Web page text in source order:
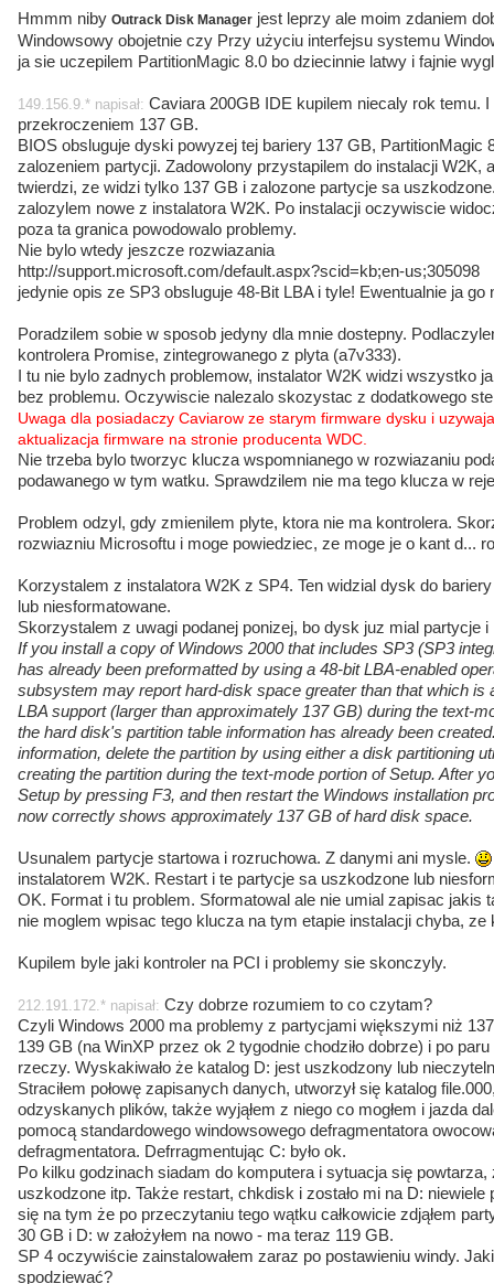
Hmmm niby Outrack Disk Manager jest leprzy ale moim zdaniem
Windowsowy obojetnie czy Przy użyciu interfejsu systemu
ja sie uczepilem PartitionMagic 8.0 bo dziecinnie latwy i fajnie
149.156.9.* napisał: Caviara 200GB IDE kupilem niecaly rok temu.
przekroczeniem 137 GB.
BIOS obsluguje dyski powyzej tej bariery 137 GB, PartitionMagic
zalozeniem partycji. Zadowolony przystapilem do instalacji W2K,
twierdzi, ze widzi tylko 137 GB i zalozone partycje sa
zalozylem nowe z instalatora W2K. Po instalacji oczywiscie
poza ta granica powodowalo problemy.
Nie bylo wtedy jeszcze rozwiazania
http://support.microsoft.com/default.aspx?scid=kb;en-us;305098
jedynie opis ze SP3 obsluguje 48-Bit LBA i tyle! Ewentualnie ja go
Poradzilem sobie w sposob jedyny dla mnie dostepny.
kontrolera Promise, zintegrowanego z plyta (a7v333).
I tu nie bylo zadnych problemow, instalator W2K widzi wszystko
bez problemu. Oczywiscie nalezalo skozystac z dodatkowego
Uwaga dla posiadaczy Caviarow ze starym firmware dysku i
aktualizacja firmware na stronie producenta WDC.
Nie trzeba bylo tworzyc klucza wspomnianego w rozwiazaniu
podawanego w tym watku. Sprawdzilem nie ma tego klucza w
Problem odzyl, gdy zmienilem plyte, ktora nie ma kontrolera.
rozwiazniu Microsoftu i moge powiedziec, ze moge je o kant d...
Korzystalem z instalatora W2K z SP4. Ten widzial dysk do
lub niesformatowane.
Skorzystalem z uwagi podanej ponizej, bo dysk juz mial partycje i
If you install a copy of Windows 2000 that includes SP3 (SP3
has already been preformatted by using a 48-bit LBA-enabled
subsystem may report hard-disk space greater than that which is
LBA support (larger than approximately 137 GB) during the text-
the hard disk's partition table information has already been
information, delete the partition by using either a disk partitioning
creating the partition during the text-mode portion of Setup. After
Setup by pressing F3, and then restart the Windows installation
now correctly shows approximately 137 GB of hard disk space.
Usunalem partycje startowa i rozruchowa. Z danymi ani mysle.
instalatorem W2K. Restart i te partycje sa uszkodzone lub
OK. Format i tu problem. Sformatowal ale nie umial zapisac jakis
nie moglem wpisac tego klucza na tym etapie instalacji chyba, ze
Kupilem byle jaki kontroler na PCI i problemy sie skonczyly.
212.191.172.* napisał: Czy dobrze rozumiem to co czytam?
Czyli Windows 2000 ma problemy z partycjami większymi niż
139 GB (na WinXP przez ok 2 tygodnie chodziło dobrze) i po
rzeczy. Wyskakiwało że katalog D: jest uszkodzony lub
Straciłem połowę zapisanych danych, utworzył się katalog
odzyskanych plików, także wyjąłem z niego co mogłem i jazda
pomocą standardowego windowsowego defragmentatora
defragmentatora. Defrragmentując C: było ok.
Po kilku godzinach siadam do komputera i sytuacja się powtarza,
uszkodzone itp. Także restart, chkdisk i zostało mi na D: niewiele
się na tym że po przeczytaniu tego wątku całkowicie zdjąłem
30 GB i D: w założyłem na nowo - ma teraz 119 GB.
SP 4 oczywiście zainstalowałem zaraz po postawieniu windy.
spodziewać?